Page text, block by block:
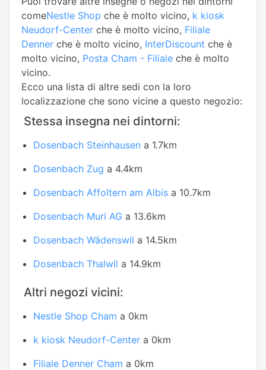
comeNestle Shop che è molto vicino, k kiosk
Neudorf-Center che è molto vicino, Filiale
Denner che è molto vicino, InterDiscount che è
molto vicino, Posta Cham - Filiale che è molto
vicino.
Ecco una lista di altre sedi con la loro
localizzazione che sono vicine a questo negozio:
Stessa insegna nei dintorni:
Dosenbach Steinhausen a 1.7km
Dosenbach Zug a 4.4km
Dosenbach Affoltern am Albis a 10.7km
Dosenbach Muri AG a 13.6km
Dosenbach Wädenswil a 14.5km
Dosenbach Thalwil a 14.9km
Altri negozi vicini:
Nestle Shop Cham a 0km
k kiosk Neudorf-Center a 0km
Filiale Denner Cham a 0km